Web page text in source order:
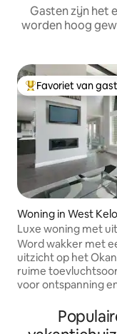
Gasten zijn het
worden hoog
Topfavoriet van
Favoriet van
Woning in West
Luxe woning met
Word wakker met
uitzicht op het
ruime
voor ontspanning
complete
een